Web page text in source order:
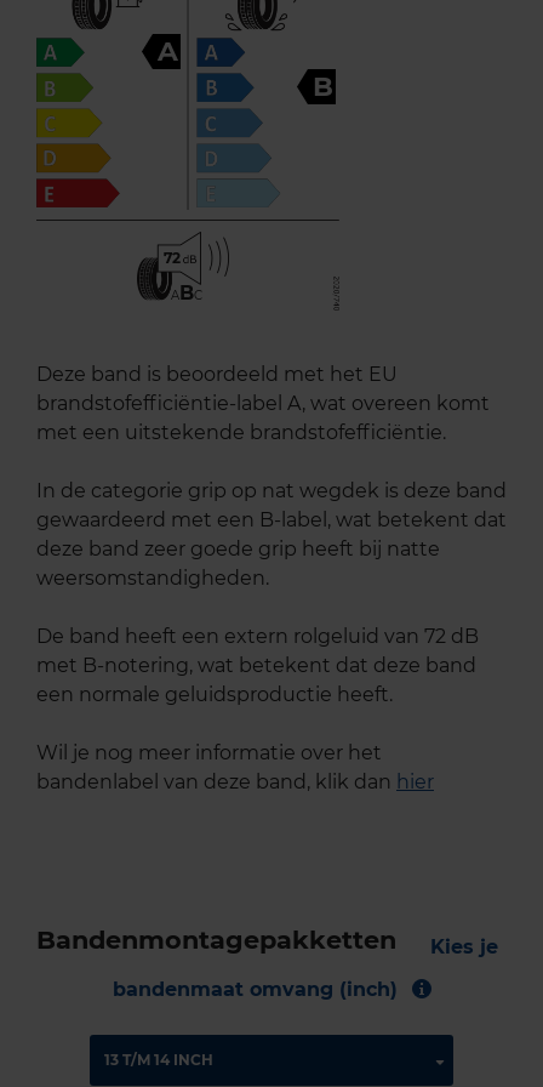
A
B
72
ABC
Deze band is beoordeeld met het EU
brandstofefficiëntie-label A, wat overeen komt
met een uitstekende brandstofefficiëntie.
In de categorie grip op nat wegdek is deze band
gewaardeerd met een B-label, wat betekent dat
deze band zeer goede grip heeft bij natte
weersomstandigheden.
De band heeft een extern rolgeluid van 72 dB
met B-notering, wat betekent dat deze band
een normale geluidsproductie heeft.
Wil je nog meer informatie over het
bandenlabel van deze band, klik dan hier
Bandenmontagepakketten
Kies je
bandenmaat omvang (inch)